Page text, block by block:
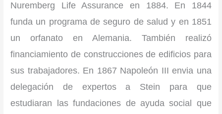
Nuremberg Life Assurance en 1884. En 1844
funda un programa de seguro de salud y en 1851
un orfanato en Alemania. También realizó
financiamiento de construcciones de edificios para
sus trabajadores. En 1867 Napoleón III envia una
delegación de expertos a Stein para que
estudiaran las fundaciones de ayuda social que